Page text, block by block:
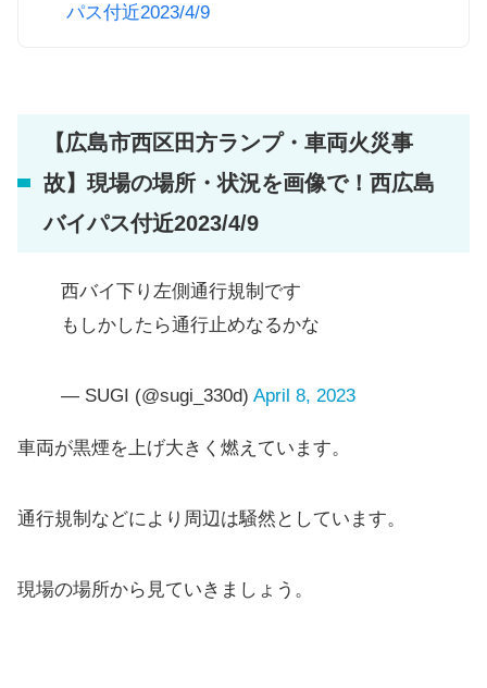
パス付近2023/4/9
【広島市西区田方ランプ・車両火災事
故】現場の場所・状況を画像で！西広島
バイパス付近2023/4/9
西バイ下り左側通行規制です
もしかしたら通行止めなるかな
— SUGI (@sugi_330d) April 8, 2023
車両が黒煙を上げ大きく燃えています。
通行規制などにより周辺は騒然としています。
現場の場所から見ていきましょう。